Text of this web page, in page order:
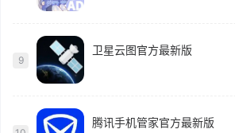
9
卫星云图官方最新版
腾讯手机管家官方最新版